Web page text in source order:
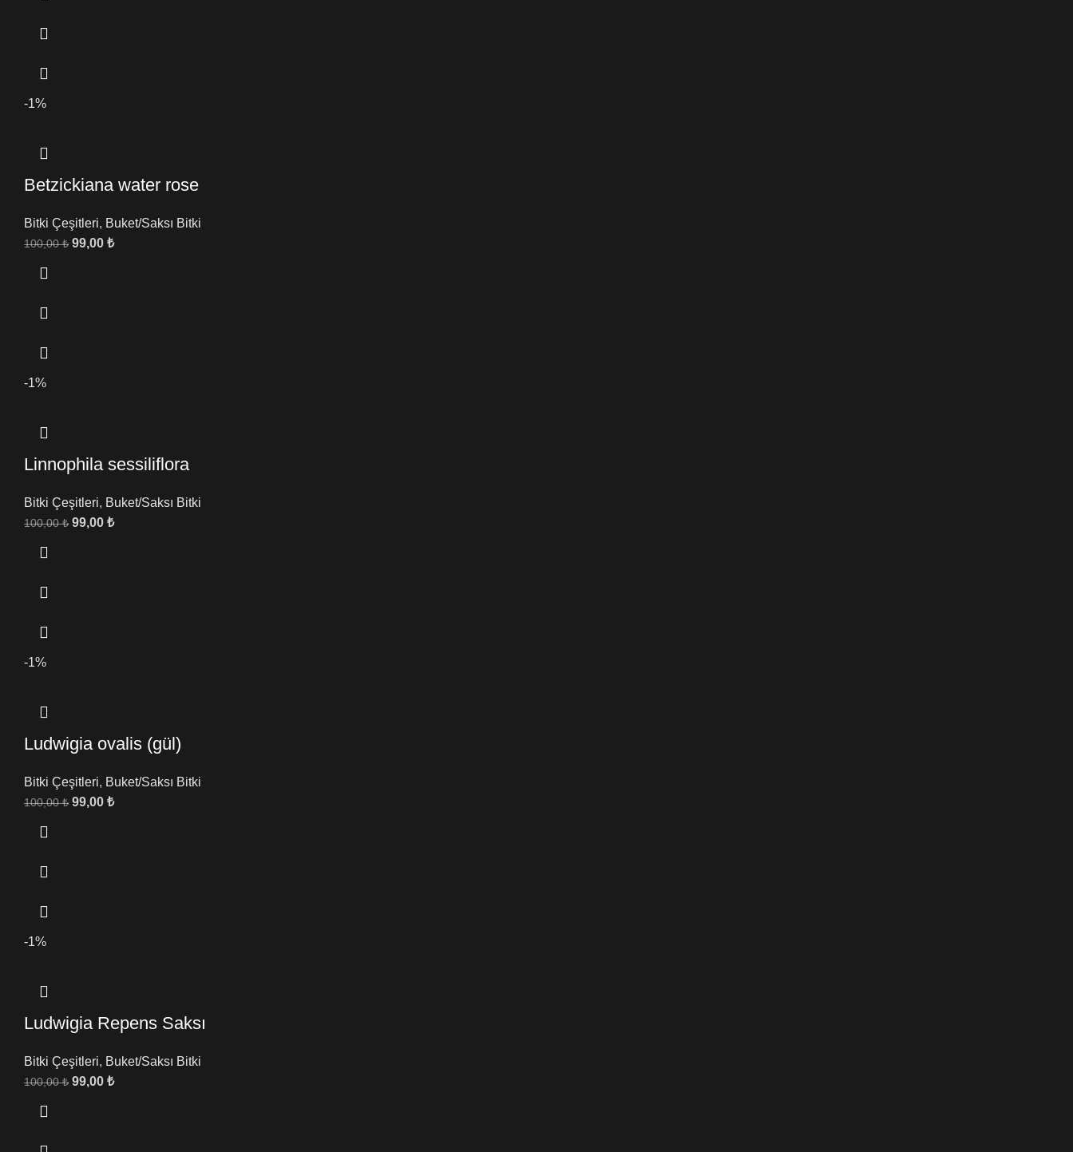
-1%
Betzickiana water rose
Bitki Çeşitleri, Buket/Saksı Bitki
100,00₺ 99,00 ₺
-1%
Linnophila sessiliflora
Bitki Çeşitleri, Buket/Saksı Bitki
100,00₺ 99,00 ₺
-1%
Ludwigia ovalis (gül)
Bitki Çeşitleri, Buket/Saksı Bitki
100,00₺ 99,00 ₺
-1%
Ludwigia Repens Saksı
Bitki Çeşitleri, Buket/Saksı Bitki
100,00₺ 99,00 ₺